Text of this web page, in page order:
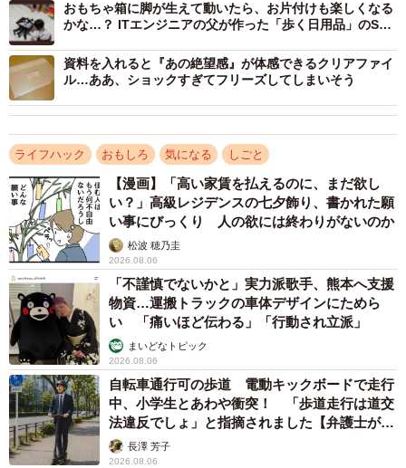
在できる限り『快適な書斎』を作ろうと奮闘しています。
2.5畳程度の大きさなので非常に狭くて、スペースがとても
貴重です。ティッシュ箱をデスクにおくスペースすら惜し
い程です（笑）。でも『ティッシュ置かないのは不便だし
なぁ…』と色々と悩んだ挙句、ふと椅子の下に空きスペー
スを発見しました。ここならいけるかも！と思い、実際に
ケースを自作して試してたところ、思った以上に良く出来
た…というのが経緯です」
ーーほかに候補の場所はありましたか?
「椅子の背面や机の下、天井から吊り下げてみる…など
色々検討しましたが、如何せん書斎が狭いので、移動する
たびに身体とぶつかってしまうんですよね。その点、椅子
の下はどんなに動いてもぶつかりようがないので、まさに
求めていた配置でした」
ーー灯台下暗しですね。その後、使い心地はいかがです
か。
おもちゃ箱に脚が生えて動いたら、お片付けも楽しくなる
かな…？ ITエンジニアの父が作った「歩く日用品」のSF
資料を入れると『あの絶望感』が体感できるクリアファイ
ル…ああ、ショックすぎてフリーズしてしまいそう
ライフハック おもしろ 気になる しごと
【漫画】「高い家賃を払えるのに、まだ欲し
い？」高級レジデンスの七夕飾り、書かれた願
い事にびっくり 人の欲には終わりがないのか
松波 穂乃圭
2026.08.06
「不謹慎でないかと」実力派歌手、熊本へ支援
物資…運搬トラックの車体デザインにためら
い 「痛いほど伝わる」「行動され立派」
まいどなトピック
2026.08.06
自転車通行可の歩道 電動キックボードで走行
中、小学生とあわや衝突！ 「歩道走行は道交
法違反でしょ」と指摘されました【弁護士が解
説】長澤 芳子
2026.08.06